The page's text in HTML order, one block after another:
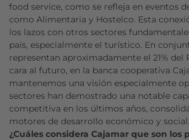
food service, como se refleja en eventos
como Alimentaria y Hostelco. Esta
los lazos con otros sectores
país, especialmente el turístico. En
representan aproximadamente el 21% del
cara al futuro, en la banca cooperativa
mantenemos una visión especialmente
sectores han demostrado una notable
competitiva en los últimos años,
motores de desarrollo económico y social.
¿Cuáles considera Cajamar que son los